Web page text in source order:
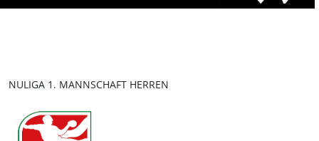
NULIGA 1. MANNSCHAFT HERREN